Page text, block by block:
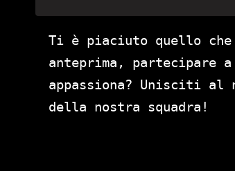
Ti è piaciuto quello
anteprima, partecipare
appassiona? Unisciti
della nostra squadra!